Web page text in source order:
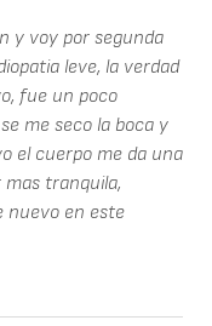
y voy por segunda
leve, la verdad
fue un poco
me seco la boca y
el cuerpo me da una
tranquila,
nuevo en este